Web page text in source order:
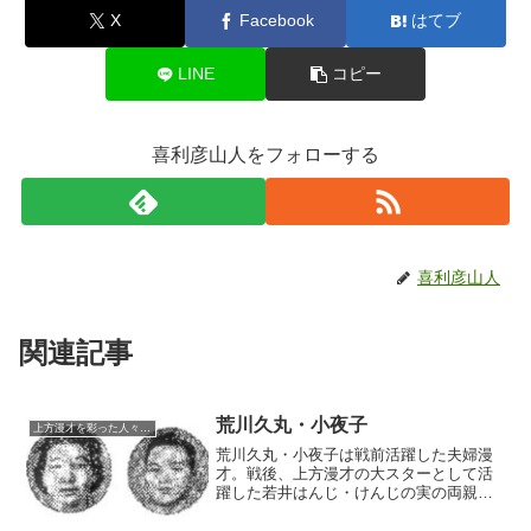
X Facebook はてブ
LINE コピー
喜利彦山人をフォローする
喜利彦山人
関連記事
上方漫才を彩った人々（仮） 荒川久丸・小夜子
荒川久丸・小夜子は戦前活躍した夫婦漫
才。戦後、上方漫才の大スターとして活
躍した若井はんじ・けんじの実の両親と